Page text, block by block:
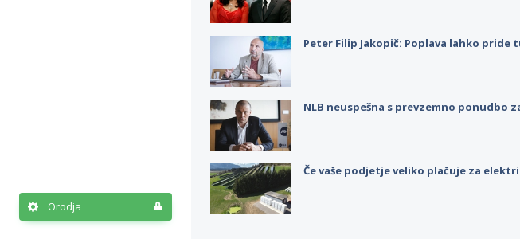
Orodja
Peter Filip Jakopič: Poplava lahko
NLB neuspešna s prevzemno ponudbo
Če vaše podjetje veliko plačuje za